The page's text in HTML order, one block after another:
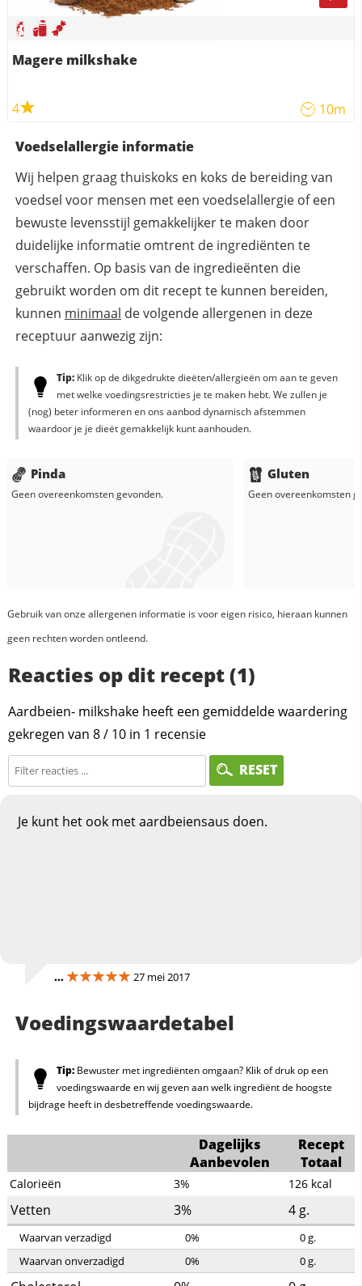
Magere milkshake
4 10m
Voedselallergie informatie
Wij helpen graag thuiskoks en koks de bereiding van
voedsel voor mensen met een voedselallergie of een
bewuste levensstijl gemakkelijker te maken door
duidelijke informatie omtrent de ingrediënten te
verschaffen. Op basis van de ingredieënten die
gebruikt worden om dit recept te kunnen bereiden,
kunnen minimaal de volgende allergenen in deze
receptuur aanwezig zijn:
Tip:Klik op de dikgedrukte dieëten/allergieën om aan te geven
met welke voedingsrestricties je te maken hebt. We zullen je
(nog) beter informeren en ons aanbod dynamisch afstemmen
waardoor je je dieët gemakkelijk kunt aanhouden.
Pinda
Geen overeenkomsten gevonden.
Gluten
Geen overeenkomsten
Gebruik van onze allergenen informatie is voor eigen risico, hieraan kunnen
geen rechten worden ontleend.
Reacties op dit recept (1)
Aardbeien- milkshake heeft een gemiddelde waardering
gekregen van 8/ 10 in 1 recensie
RESET
Je kunt het ook met aardbeiensaus doen.
... 27 mei 2017
Voedingswaardetabel
Tip:Bewuster met ingrediënten omgaan? Klik of druk op een
voedingswaarde en wij geven aan welk ingrediënt de hoogste
bijdrage heeft in desbetreffende voedingswaarde.
Dagelijks
Aanbevolen
Recept
Totaal
Calorieën 3% 126 kcal
Vetten 3% 4 g.
Waarvan verzadigd 0% 0g.
Waarvan onverzadigd
0% 0g.